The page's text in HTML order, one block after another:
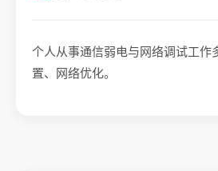
个人从事通信弱电与网络调试工
置、网络优化。